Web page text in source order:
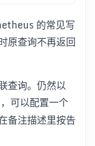
的常见写
原查询不再返回
查询。仍然以
可以配置一个
备注描述里按告